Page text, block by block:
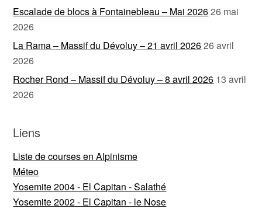
Escalade de blocs à Fontainebleau – Mai 202626 mai
2026
La Rama – Massif du Dévoluy – 21 avril 202626 avril
2026
Rocher Rond – Massif du Dévoluy – 8 avril 2026 13 avril
2026
Liens
Liste de courses en Alpinisme
Méteo
Yosemite 2004 - El Capitan - Salathé
Yosemite 2002 - El Capitan - le Nose